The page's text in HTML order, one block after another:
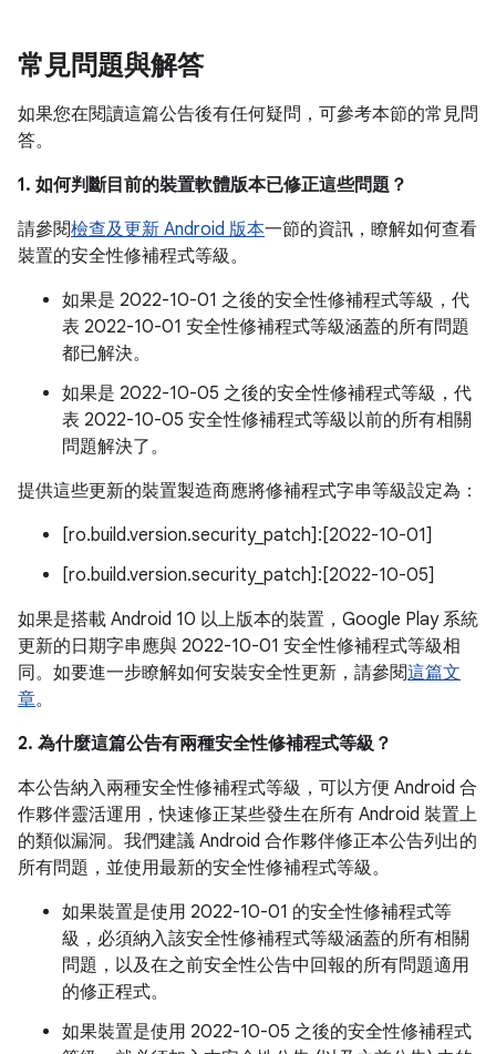
常見問題與解答
如果您在閱讀這篇公告後有任何疑問，可參考本節的常見問
答。
1. 如何判斷目前的裝置軟體版本已修正這些問題？
請參閱檢查及更新 Android 版本一節的資訊，瞭解如何查看
裝置的安全性修補程式等級。
如果是 2022-10-01 之後的安全性修補程式等級，代
表 2022-10-01 安全性修補程式等級涵蓋的所有問題
都已解決。
如果是 2022-10-05 之後的安全性修補程式等級，代
表 2022-10-05 安全性修補程式等級以前的所有相關
問題解決了。
提供這些更新的裝置製造商應將修補程式字串等級設定為：
[ro.build.version.security_patch]:[2022-10-01]
[ro.build.version.security_patch]:[2022-10-05]
如果是搭載 Android 10 以上版本的裝置，Google Play 系統
更新的日期字串應與 2022-10-01 安全性修補程式等級相
同。如要進一步瞭解如何安裝安全性更新，請參閱這篇文
章。
2. 為什麼這篇公告有兩種安全性修補程式等級？
本公告納入兩種安全性修補程式等級，可以方便 Android 合
作夥伴靈活運用，快速修正某些發生在所有 Android 裝置上
的類似漏洞。我們建議 Android 合作夥伴修正本公告列出的
所有問題，並使用最新的安全性修補程式等級。
如果裝置是使用 2022-10-01 的安全性修補程式等
級，必須納入該安全性修補程式等級涵蓋的所有相關
問題，以及在之前安全性公告中回報的所有問題適用
的修正程式。
如果裝置是使用 2022-10-05 之後的安全性修補程式